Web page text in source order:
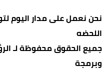
نحن نعمل على مدار اليوم
اللحضه
وبرمجة